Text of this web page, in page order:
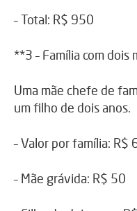
– Total: R$ 950
**3 – Família com dois
Uma mãe chefe de
um filho de dois anos.
– Valor por família: R$
– Mãe grávida: R$ 50